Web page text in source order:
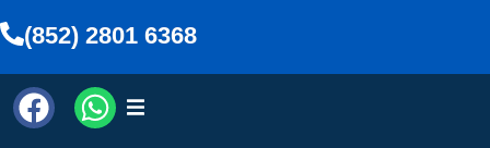
(852) 2801 6368